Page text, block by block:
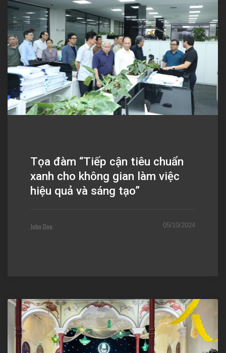
Tọa đàm “Tiếp cận tiêu chuẩn
xanh cho không gian làm việc
hiệu quả và sáng tạo”
John Doe 05/10/2024